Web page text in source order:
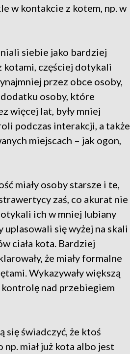
w kontakcie z kotem, np. w
siebie jako bardziej
kotami, częściej dotykali
przez obce osoby,
osoby, które
więcej lat, były mniej
podczas interakcji, a także
miejscach – jak ogon,
miały osoby starsze i te,
zaś, co akurat nie
ich w mniej lubiany
uplasowali się wyżej na skali
ciała kota. Bardziej
że miały formalne
Wykazywały większą
nad przebiegiem
się świadczyć, że ktoś
miał już kota albo jest